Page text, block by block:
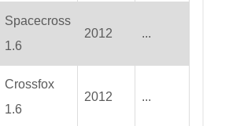
Spacecross
1.6
2012 ...
Crossfox
1.6
2012 ...